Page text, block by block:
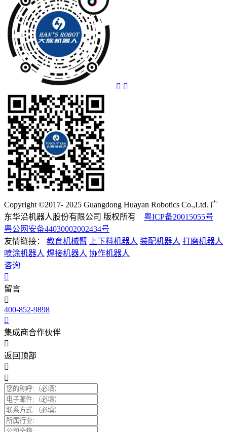
Copyright ©2017- 2025 Guangdong Huayan Robotics Co.,Ltd. 广
东华沿机器人股份有限公司 版权所有 粤ICP备20015055号
粤公网安备44030002002434号
友情链接：
教育机械臂 上下料机器人 装配机器人 打磨机器人
喷涂机器人 焊接机器人 协作机器人
咨询
留言
400-852-9898
集成商合作伙伴
返回顶部